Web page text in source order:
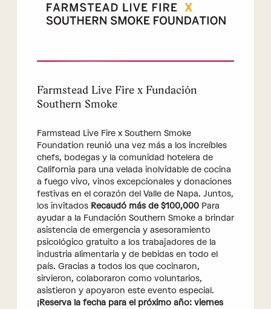
Farmstead Live Fire x Fundación
Southern Smoke
Farmstead Live Fire x Southern Smoke
Foundation reunió una vez más a los increíbles
chefs, bodegas y la comunidad hotelera de
California para una velada inolvidable de cocina
a fuego vivo, vinos excepcionales y donaciones
festivas en el corazón del Valle de Napa. Juntos,
los invitados Recaudó más de $100,000Para
ayudar a la Fundación Southern Smoke a brindar
asistencia de emergencia y asesoramiento
psicológico gratuito a los trabajadores de la
industria alimentaria y de bebidas en todo el
país. Gracias a todos los que cocinaron,
sirvieron, colaboraron como voluntarios,
asistieron y apoyaron este evento especial.
¡Reserva la fecha para el próximo año: viernes